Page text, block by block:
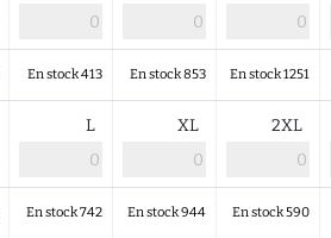
En stock 413 En stock 853 En stock 1251
L XL 2XL
En stock 742 En stock 944 En stock 590